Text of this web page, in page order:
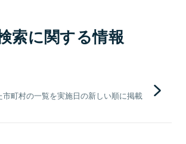
索に関する情報
町村の一覧を実施日の新しい順に掲載